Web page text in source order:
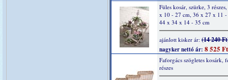
Füles kosár, szürke, 3
x 10 - 27 cm, 36 x 27 x 11
44 x 34 x 14 - 35 cm
ajánlott kisker ár: (14 240
nagyker nettó ár: 8 525 Ft
Faforgács szögletes kosárk,
részes